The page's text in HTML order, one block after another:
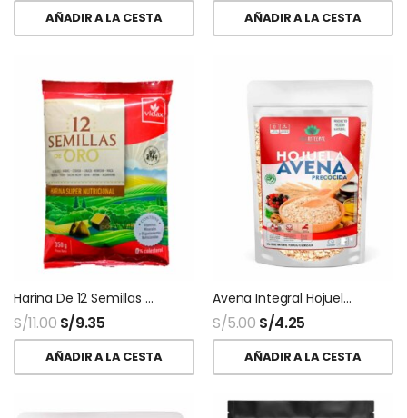
AÑADIR A LA CESTA AÑADIR A LA CESTA
Harina De 12 Semillas 200 Gr Vidax
S/11.00 S/9.35
AÑADIR A LA CESTA
Avena Integral Hojuelas Precocida Vida Integral
S/5.00S/4.25
AÑADIR A LA CESTA